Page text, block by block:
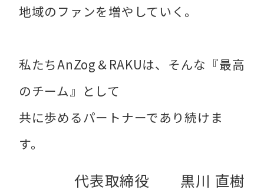
地域のファンを増やしていく。
私たちAnZog＆RAKUは、そんな『最高
のチーム』として
共に歩めるパートナーであり続けま
す。
代表取締役 黒川 直樹